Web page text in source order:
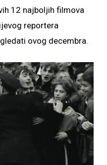
12 najboljih filmova
reportera
ovog decembra.